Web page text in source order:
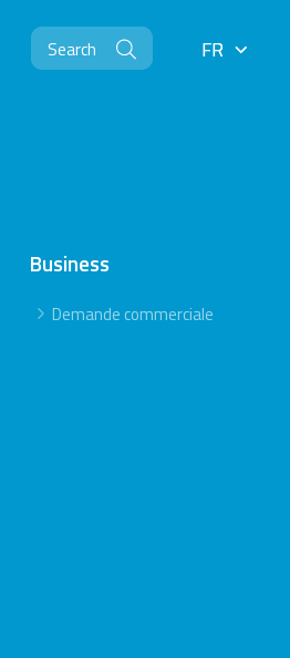
FR
FR
Business
Demande commerciale